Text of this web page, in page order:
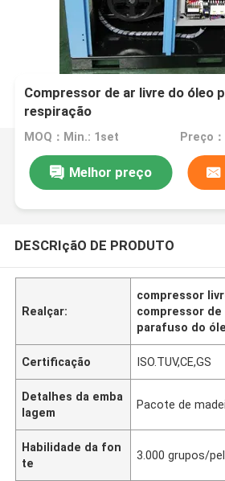
Compressor de ar livre do óleo
respiração
MOQ：Min.: 1set Preço
Melhor preço
DESCRIçãO DE PRODUTO
Realçar:
compressor
compressor
parafuso do
Certificação ISO.TUV,CE,GS
Detalhes da emba
lagem
Pacote de
Habilidade da fon
te
3.000 grupos/